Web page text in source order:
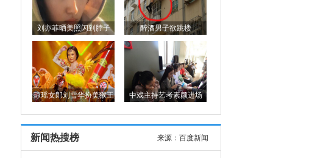
刘亦菲晒美照闪到脖子 醉酒男子欲跳楼
琼瑶女郎刘雪华扮美猴王 中戏主持艺考素颜进场
来源： 百度新闻
新闻热搜榜